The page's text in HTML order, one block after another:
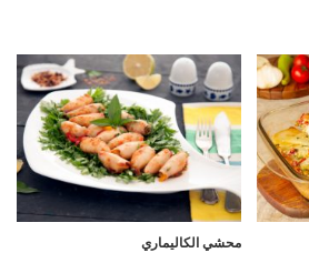
محشي الكاليماري